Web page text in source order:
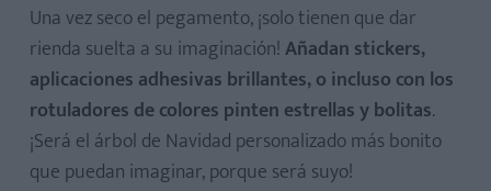
Una vez seco el pegamento, ¡solo tienen que dar
rienda suelta a su imaginación!Añadan stickers,
aplicaciones adhesivas brillantes, o incluso con los
rotuladores de colores pinten estrellas y bolitas.
¡Será el árbol de Navidad personalizado más bonito
que puedan imaginar, porque será suyo!